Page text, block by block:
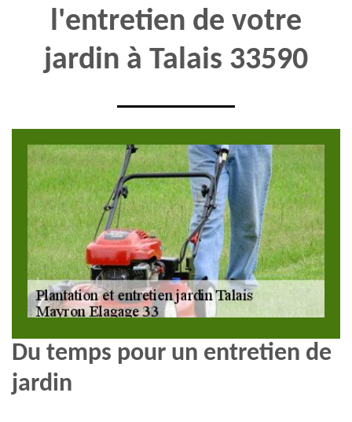
l'entretien de votre
jardin à Talais 33590
Du temps pour un entretien de
jardin